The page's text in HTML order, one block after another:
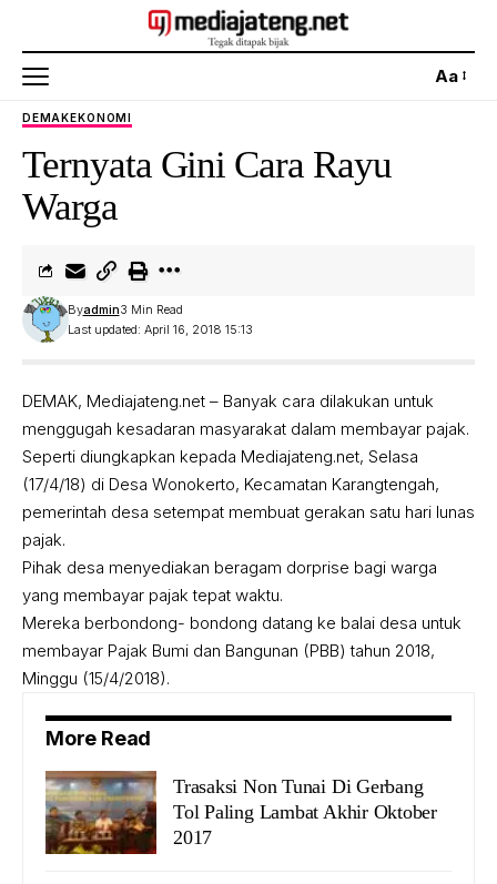
Aa
DEMAKEKONOMI
Ternyata Gini Cara Rayu
Warga
Last updated: April 16, 2018 15:13
Byadmin3 Min Read
DEMAK, Mediajateng.net – Banyak cara dilakukan untuk
menggugah kesadaran masyarakat dalam membayar pajak.
Seperti diungkapkan kepada Mediajateng.net, Selasa
(17/4/18) di Desa Wonokerto, Kecamatan Karangtengah,
pemerintah desa setempat membuat gerakan satu hari lunas
pajak.
Pihak desa menyediakan beragam dorprise bagi warga
yang membayar pajak tepat waktu.
Mereka berbondong- bondong datang ke balai desa untuk
membayar Pajak Bumi dan Bangunan (PBB) tahun 2018,
Minggu (15/4/2018).
More Read
Trasaksi Non Tunai Di Gerbang
Tol Paling Lambat Akhir Oktober
2017